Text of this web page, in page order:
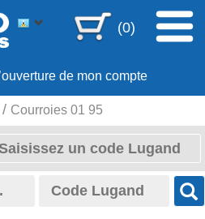
(0)
de mon compte
Courroies 01 95